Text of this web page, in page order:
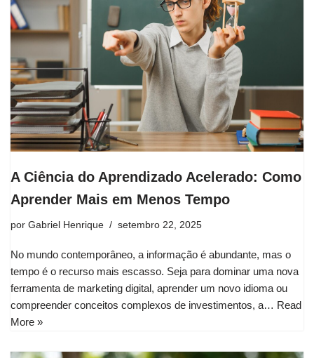
A Ciência do Aprendizado Acelerado: Como
Aprender Mais em Menos Tempo
por Gabriel Henrique setembro 22, 2025
No mundo contemporâneo, a informação é abundante, mas o
tempo é o recurso mais escasso. Seja para dominar uma nova
ferramenta de marketing digital, aprender um novo idioma ou
compreender conceitos complexos de investimentos, a… Read
More »